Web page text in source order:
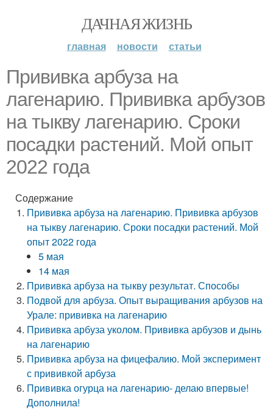
ДАЧНАЯ ЖИЗНЬ
главная новости статьи
Прививка арбуза на
лагенарию. Прививка арбузов
на тыкву лагенарию. Сроки
посадки растений. Мой опыт
2022 года
Содержание
Прививка арбуза на лагенарию. Прививка арбузов
на тыкву лагенарию. Сроки посадки растений. Мой
опыт 2022 года
5 мая
14 мая
Прививка арбуза на тыкву результат. Способы
Подвой для арбуза. Опыт выращивания арбузов на
Урале: прививка на лагенарию
Прививка арбуза уколом. Прививка арбузов и дынь
на лагенарию
Прививка арбуза на фицефалию. Мой эксперимент
с прививкой арбуза
Прививка огурца на лагенарию- делаю впервые!
Дополнила!